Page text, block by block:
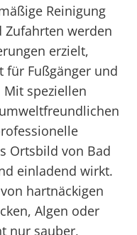
Reinigung
Zufahrten werden
erzielt,
für Fußgänger und
speziellen
Ortsbild von Bad
einladend wirkt.
hartnäckigen
Algen oder
nur sauber,